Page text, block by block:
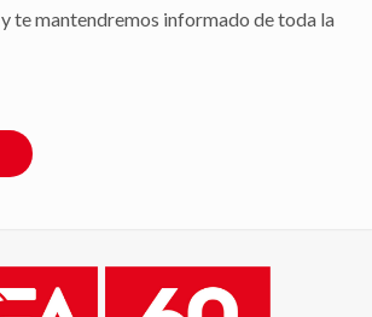
y te mantendremos informado de toda la